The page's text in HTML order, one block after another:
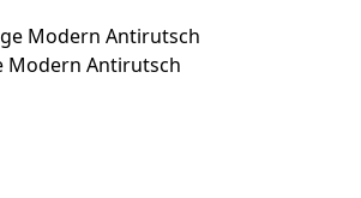
Modern Antirutsch